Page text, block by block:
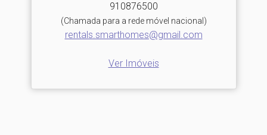
910876500
(Chamada para a rede móvel nacional)
rentals.smarthomes@gmail.com
Ver Imóveis